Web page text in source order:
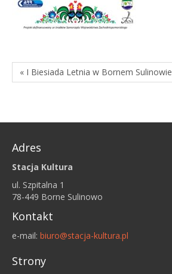
« I Biesiada Letnia w Bornem Sulinowie
Adres
Stacja Kultura
ul. Szpitalna 1
78-449 Borne Sulinowo
Kontakt
e-mail: biuro@stacja-kultura.pl
Strony